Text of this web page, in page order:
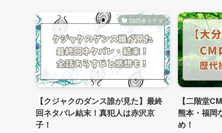
2025冬ドラマ
【クジャクのダンス誰が見た】最終
回ネタバレ結末！真犯人は赤沢京
子！
【二階堂
熊本・福岡
め！